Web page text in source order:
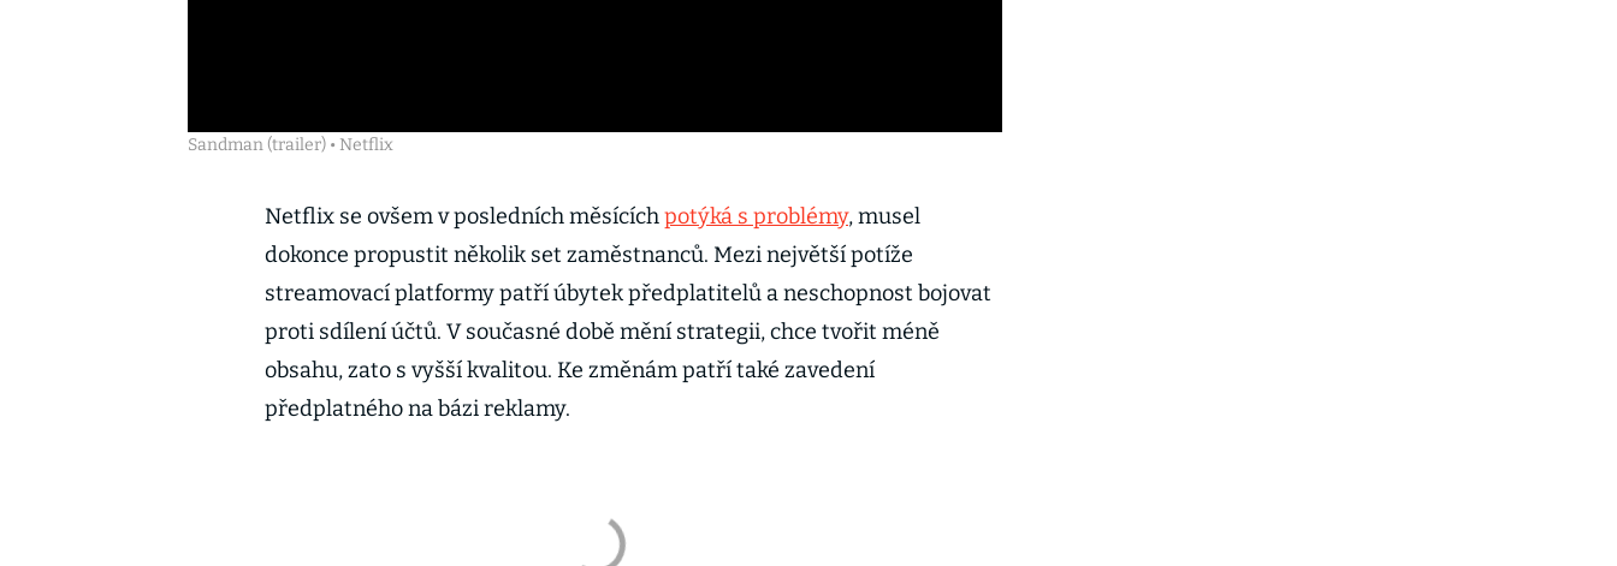
Sandman (trailer) • Netflix
Netflix se ovšem v posledních měsícíchpotýká s problémy, musel
dokonce propustit několik set zaměstnanců. Mezi největší potíže
streamovací platformy patří úbytek předplatitelů a neschopnost bojovat
proti sdílení účtů. V současné době mění strategii, chce tvořit méně
obsahu, zato s vyšší kvalitou. Ke změnám patří také zavedení
předplatného na bázi reklamy.